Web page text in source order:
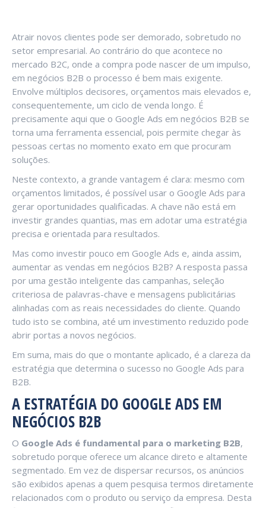
Atrair novos clientes pode ser demorado, sobretudo no
setor empresarial. Ao contrário do que acontece no
mercado B2C, onde a compra pode nascer de um impulso,
em negócios B2B o processo é bem mais exigente.
Envolve múltiplos decisores, orçamentos mais elevados e,
consequentemente, um ciclo de venda longo. É
precisamente aqui que o Google Ads em negócios B2B se
torna uma ferramenta essencial, pois permite chegar às
pessoas certas no momento exato em que procuram
soluções.
Neste contexto, a grande vantagem é clara: mesmo com
orçamentos limitados, é possível usar o Google Ads para
gerar oportunidades qualificadas. A chave não está em
investir grandes quantias, mas em adotar uma estratégia
precisa e orientada para resultados.
Mas como investir pouco em Google Ads e, ainda assim,
aumentar as vendas em negócios B2B? A resposta passa
por uma gestão inteligente das campanhas, seleção
criteriosa de palavras-chave e mensagens publicitárias
alinhadas com as reais necessidades do cliente. Quando
tudo isto se combina, até um investimento reduzido pode
abrir portas a novos negócios.
Em suma, mais do que o montante aplicado, é a clareza da
estratégia que determina o sucesso no Google Ads para
B2B.
A ESTRATÉGIA DO GOOGLE ADS EM
NEGÓCIOS B2B
O Google Ads é fundamental para o marketing B2B,
sobretudo porque oferece um alcance direto e altamente
segmentado. Em vez de dispersar recursos, os anúncios
são exibidos apenas a quem pesquisa termos diretamente
relacionados com o produto ou serviço da empresa. Desta